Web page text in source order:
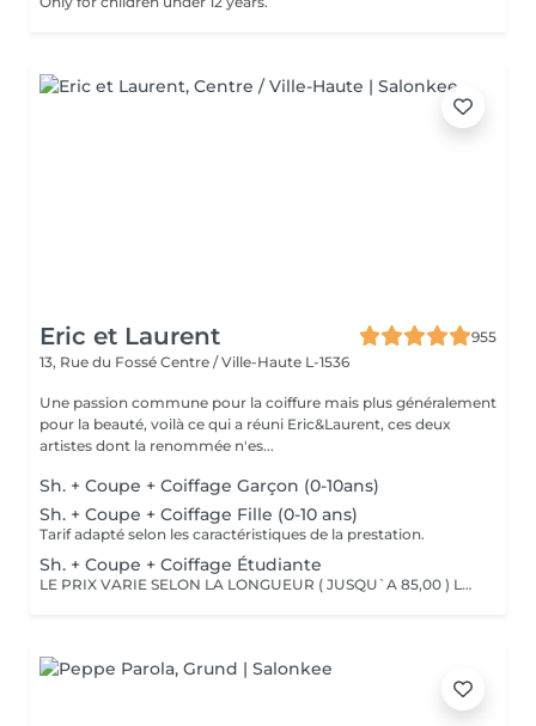
Eric et Laurent
955
13, Rue du Fossé Centre / Ville-Haute L-1536
Une passion commune pour la coiffure mais plus généralement
pour la beauté, voilà ce qui a réuni Eric&Laurent, ces deux
artistes dont la renommée n'es...
Sh. + Coupe + Coiffage Garçon (0-10ans)
Sh. + Coupe + Coiffage Fille (0-10 ans)
Tarif adapté selon les caractéristiques de la prestation.
Sh. + Coupe + Coiffage Étudiante
LE PRIX VARIE SELON LA LONGUEUR ( JUSQU`A 85,00 ) Les remises sont valables uniquement mardi-mercredi-jeudi sur les prestations couleur, toner et balayage (-10%)